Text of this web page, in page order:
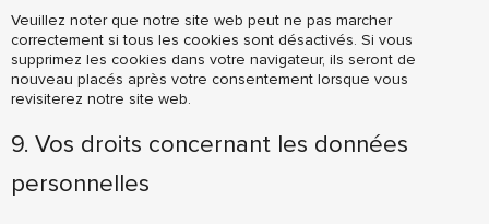
Veuillez noter que notre site web peut ne pas marcher
correctement si tous les cookies sont désactivés. Si vous
supprimez les cookies dans votre navigateur, ils seront de
nouveau placés après votre consentement lorsque vous
revisiterez notre site web.
9. Vos droits concernant les données
personnelles